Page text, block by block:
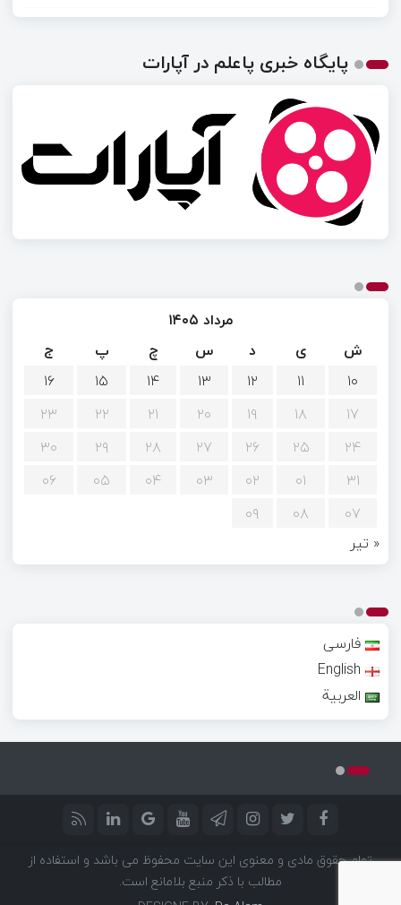
پایگاه خبری پاعلم در آپارات
مرداد ۱۴۰۵
ش
ی د س چ پ
ج
۱۰
۱۱ ۱۲ ۱۳ ۱۴ ۱۵
۱۶
۱۷
۱۸ ۱۹ ۲۰ ۲۱ ۲۲
۲۳
۲۴
۲۵ ۲۶ ۲۷ ۲۸ ۲۹
۳۰
۳۱
۰۱ ۰۲ ۰۳ ۰۴ ۰۵
۰۶
۰۷
۰۸
۰۹
« تیر
فارسی
English
العربية
تمام حقوق مادی و معنوی این سایت محفوظ می باشد و استفاده از
مطالب با ذکر منبع بلامانع است.